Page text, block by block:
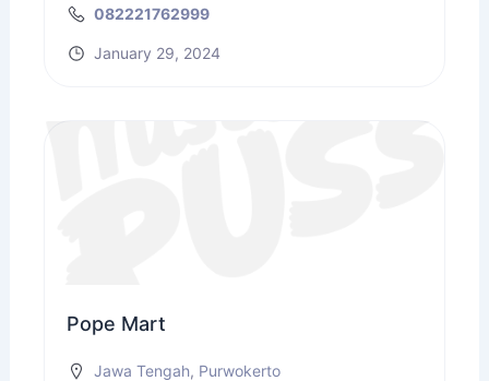
082221762999
January 29, 2024
Pope Mart
Jawa Tengah, Purwokerto